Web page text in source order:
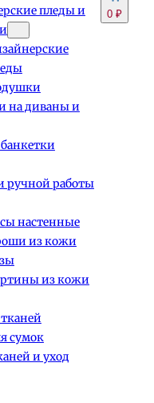
пледы и
на диваны и
ручной работы
настенные
из кожи
из кожи
сумок
и уход
0 ₽